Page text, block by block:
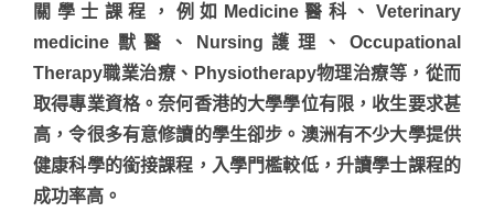
關學士課程，例如Medicine醫科、Veterinary
medicine獸醫、Nursing護理、Occupational
Therapy職業治療、Physiotherapy物理治療等，從而
取得專業資格。奈何香港的大學學位有限，收生要求甚
高，令很多有意修讀的學生卻步。澳洲有不少大學提供
健康科學的銜接課程，入學門檻較低，升讀學士課程的
成功率高。